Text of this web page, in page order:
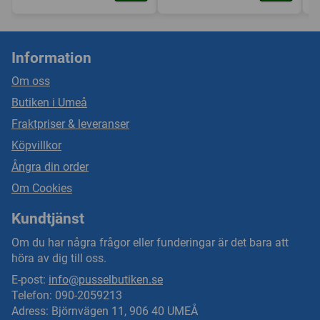
Information
Om oss
Butiken i Umeå
Fraktpriser & leveranser
Köpvillkor
Ångra din order
Om Cookies
Kundtjänst
Om du har några frågor eller funderingar är det bara att
höra av dig till oss.
E-post: info@pusselbutiken.se
Telefon: 090-2059213
Adress: Björnvägen 11, 906 40 UMEÅ